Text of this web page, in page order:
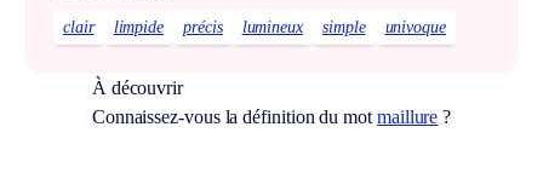
clair limpide précis lumineux simple univoque
À découvrir
Connaissez-vous la définition du mot maillure ?